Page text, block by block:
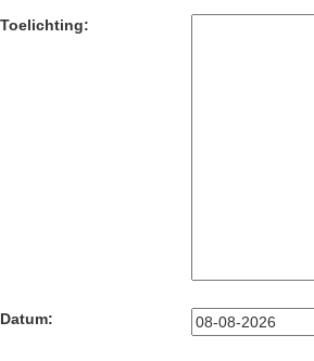
Toelichting:
Datum: